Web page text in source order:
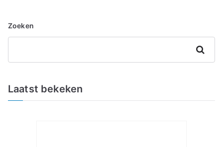
Zoeken
Zoeken
Laatst bekeken